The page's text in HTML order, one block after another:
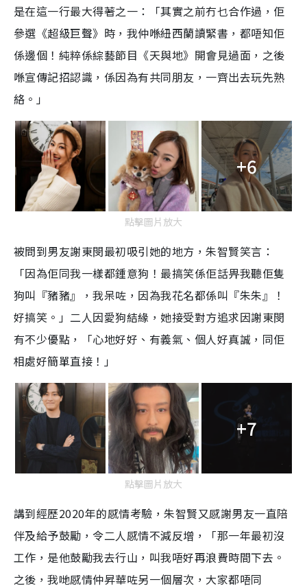
%
i
m
e
是在這一行最大得著之一：「其實之前冇乜合作過，佢
參選 《超級巨聲》時，我仲喺紐西蘭讀緊書，都唔知佢
係邊個！純粹係綜藝節目《天與地》開會見過面，之後
喺宣傳記招認識，係因為有共同朋友，一齊出去玩先熟
絡。」
+6
點擊圖片放大
被問到男友謝東閔最初吸引她的地方，朱智賢笑言：
「因為佢同我一樣都鍾意狗！最搞笑係佢話畀我聽佢隻
狗叫『豬豬』，我呆咗，因為我花名都係叫『朱朱』！
好搞笑。」二人因愛狗結緣，她接受對方追求因謝東閔
有不少優點，「心地好好、有義氣、個人好真誠，同佢
相處好簡單直接！」
+7
點擊圖片放大
講到經歷2020年的感情考驗，朱智賢又感謝男友一直陪
伴及給予鼓勵，令二人感情不減反增，「那一年最初沒
工作，是他鼓勵我去行山，叫我唔好再浪費時間下去。
之後，我哋感情仲昇華咗另一個層次，大家都唔同